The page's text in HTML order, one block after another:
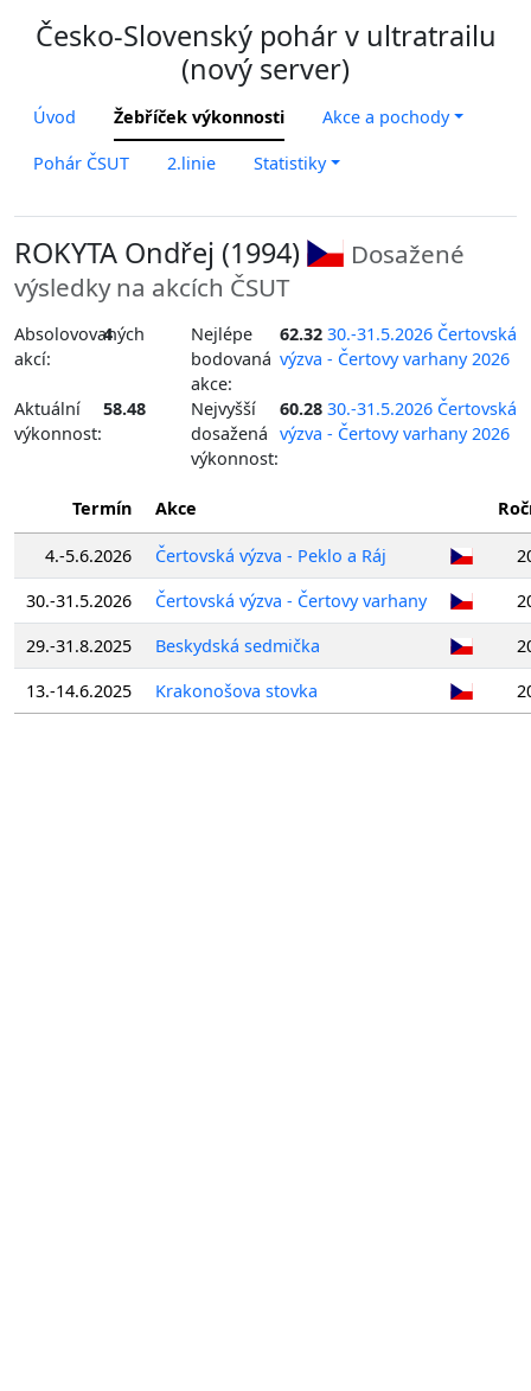
Česko-Slovenský pohár v ultratrailu
(nový server)
Úvod Žebříček výkonnosti Akce a pochody
Pohár ČSUT 2.linie Statistiky
ROKYTA Ondřej (1994)
Dosažené
výsledky na akcích ČSUT
Absolovovaných
akcí:
4
Nejlépe
bodovaná
akce:
62.32 30.-31.5.2026 Čertovská
výzva - Čertovy varhany 2026
Aktuální
výkonnost:
58.48
Nejvyšší
dosažená
výkonnost:
60.28 30.-31.5.2026 Čertovská
výzva - Čertovy varhany 2026
Termín Akce
4.-5.6.2026 Čertovská výzva - Peklo a Ráj
30.-31.5.2026
Čertovská výzva - Čertovy varhany
29.-31.8.2025
Beskydská sedmička
13.-14.6.2025
Krakonošova stovka